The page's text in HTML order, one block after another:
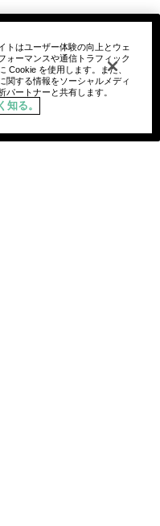
トはユーザー体験の向上とウェ
ォーマンスや通信トラフィック
Cookie を使用します。また、
関する情報をソーシャルメディ
パートナーと共有します。
知る。